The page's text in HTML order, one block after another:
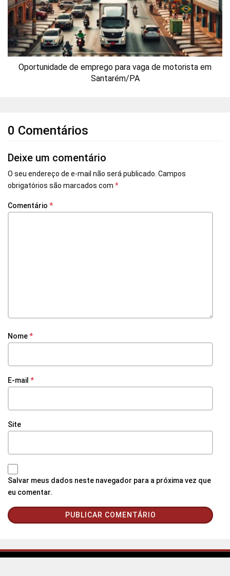
Oportunidade de emprego para vaga de motorista em
Santarém/PA
0 Comentários
Deixe um comentário
O seu endereço de e-mail não será publicado. Campos
obrigatórios são marcados com *
Comentário *
Nome*
E-mail *
Site
Salvar meus dados neste navegador para a próxima vez que
eu comentar.